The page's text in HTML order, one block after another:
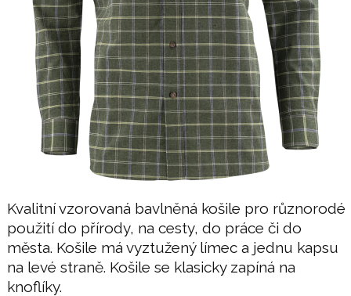
Kvalitní vzorovaná bavlněná košile pro různorodé
použití do přírody, na cesty, do práce či do
města. Košile má vyztužený límec a jednu kapsu
na levé straně. Košile se klasicky zapíná na
knoflíky.